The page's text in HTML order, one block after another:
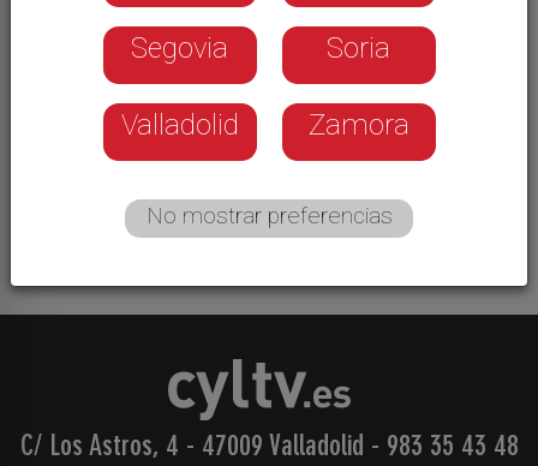
03/06/2026
La delegación provincial de baloncesto ha puesto
punto final a la temporada con las finales senior.
Los campeones han sido el Club Deportivo Base
y el Trescasas Spordeporte. El baloncesto
millar de fichas federativas.
C/ Los Astros, 4 - 47009 Valladolid - 983 35 43 48
Segovia Soria
Valladolid Zamora
No mostrar preferencias